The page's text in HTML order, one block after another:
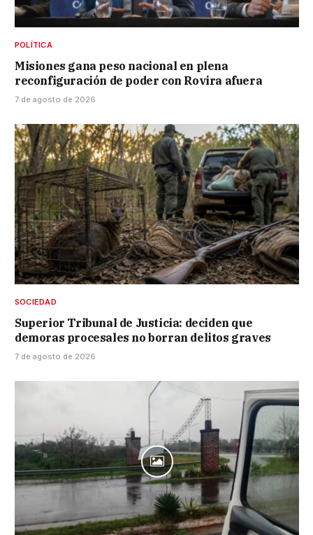
POLÍTICA
Misiones gana peso nacional en plena
reconfiguración de poder con Rovira afuera
7 de agosto de 2026
SOCIEDAD
Superior Tribunal de Justicia: deciden que
demoras procesales no borran delitos graves
7 de agosto de 2026